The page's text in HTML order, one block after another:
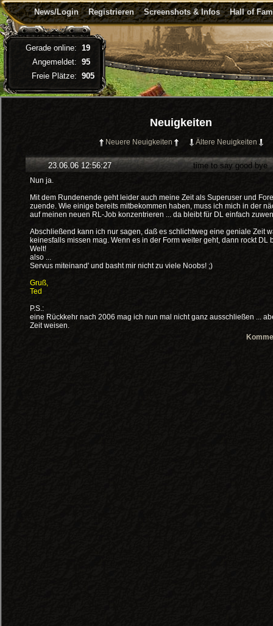
News/Login Registrieren Screenshots & Infos Hall of
Neuigkeiten
Neuere Neuigkeiten Ältere Neuigkeiten
23.06.06 12:56:27 time to say good bye
Nun ja.
Mit dem Rundenende geht leider auch meine Zeit als Superuser und
zuende. Wie einige bereits mitbekommen haben, muss ich mich in der
auf meinen neuen RL-Job konzentrieren ... da bleibt für DL einfach
Abschließend kann ich nur sagen, daß es schlichtweg eine geniale Zeit
keinesfalls missen mag. Wenn es in der Form weiter geht, dann rockt DL
Welt!
also ...
Servus miteinand' und basht mir nicht zu viele Noobs! ;)
Gruß,
Ted
P.S.:
eine Rückkehr nach 2006 mag ich nun mal nicht ganz ausschließen ...
Zeit weisen.
Gerade online: 19
Angemeldet: 95
Freie Plätze: 905